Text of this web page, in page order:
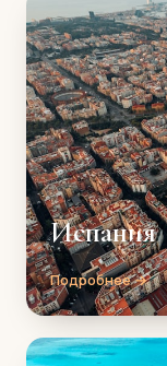
Испания
Подробнее →